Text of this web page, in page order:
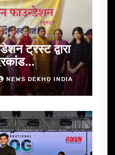
ट्रस्ट द्वारा
NEWS DEKHO INDIA